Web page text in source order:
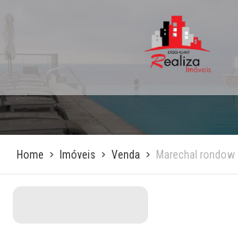
Home Imóveis Venda Marechal rondow